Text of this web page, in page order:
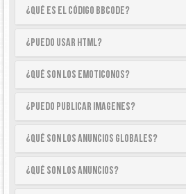
¿Qué es el código BBCode?
¿Puedo usar HTML?
¿Qué son los emoticonos?
¿Puedo publicar imagenes?
¿Qué son los anuncios globales?
¿Qué son los anuncios?